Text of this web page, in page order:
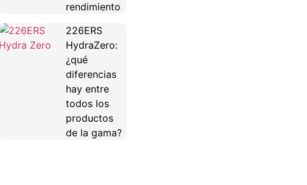
rendimiento
226ERS
HydraZero:
¿qué
diferencias
hay entre
todos los
productos
de la gama?